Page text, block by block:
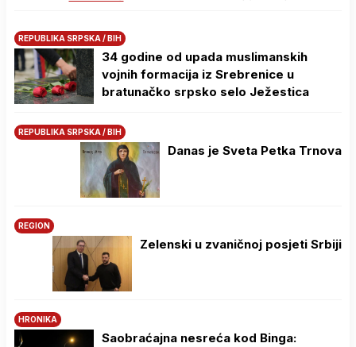
REPUBLIKA SRPSKA / BIH
34 godine od upada muslimanskih
vojnih formacija iz Srebrenice u
bratunačko srpsko selo Јežestica
REPUBLIKA SRPSKA / BIH
Danas je Sveta Petka Trnova
REGION
Zelenski u zvaničnoj posjeti Srbiji
HRONIKA
Saobraćajna nesreća kod Binga: